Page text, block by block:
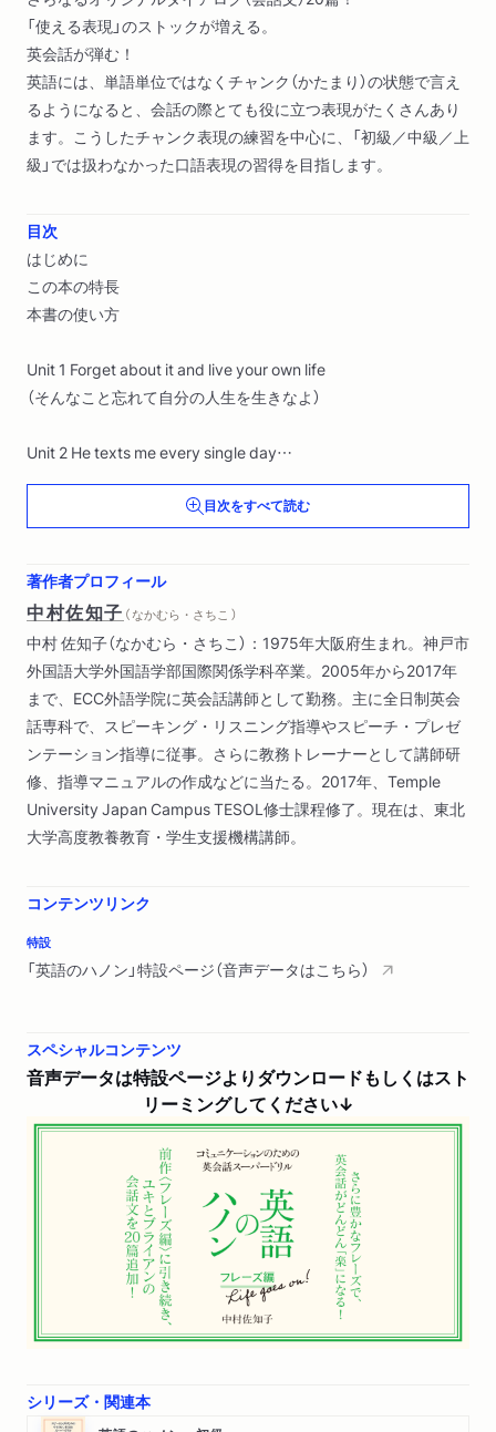
「使える表現」のストックが増える。
英会話が弾む！
英語には、単語単位ではなくチャンク（かたまり）の状態で言え
るようになると、会話の際とても役に立つ表現がたくさんあり
ます。こうしたチャンク表現の練習を中心に、「初級／中級／上
級」では扱わなかった口語表現の習得を目指します。
目次
はじめに
この本の特長
本書の使い方
Unit 1 Forget about it and live your own life
（そんなこと忘れて自分の人生を生きなよ）
Unit 2 He texts me every single day
（父親は毎日欠かさず私にメールするんだ）
Unit 3 Actually, I am good with numbers
Unit 4 What is your biggest pet peeve?
（一番イライラすることって何？）
Unit 5 I sometimes feel I’ve had enough of doing extra work
（時々余計な仕事はうんざりだって気分になるんだ）
Unit 6 Oddly enough, we seem to have a lot of things in
common
（妙なことに、僕たちどうやら共通点がたくさんあるみたいだ
（ねえちょっと聞いてよ！）
（ドキュメンタリーはもっと客観的な視点から作られるべきだ
よ）
Unit 9 I can’t contain my excitement
（堪え切れないくらいワクワクしてる）
Unit 10 I don’t know what to make of it
（それをどう判断すればいいのか分からないよ）
Unit 11 You might want to meet her again and level with her
（彼女にもう一度会って、正直に話してみるのもいいかもね）
Unit 12 I’ll just go back to square one and look for a new
sponsor
目次をすべて読む
著作者プロフィール
中村佐知子 （ なかむら・さちこ ）
中村 佐知子（なかむら・さちこ）：1975年大阪府生まれ。神戸市
外国語大学外国語学部国際関係学科卒業。2005年から2017年
まで、ECC外語学院に英会話講師として勤務。主に全日制英会
話専科で、スピーキング・リスニング指導やスピーチ・プレゼ
ンテーション指導に従事。さらに教務トレーナーとして講師研
修、指導マニュアルの作成などに当たる。2017年、Temple
University Japan Campus TESOL修士課程修了。現在は、東北
大学高度教養教育・学生支援機構講師。
コンテンツリンク
特設
「英語のハノン」特設ページ（音声データはこちら）
スペシャルコンテンツ
音声データは特設ページよりダウンロードもしくはスト
リーミングしてください↓
シリーズ・関連本